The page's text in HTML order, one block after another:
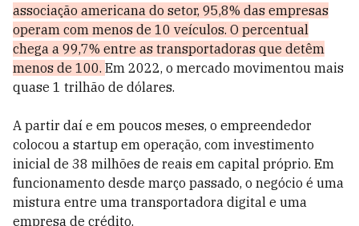
associação americana do setor, 95,8% das empresas
operam com menos de 10 veículos. O percentual
chega a 99,7% entre as transportadoras que detêm
menos de 100. Em 2022, o mercado movimentou mais
quase 1 trilhão de dólares.
A partir daí e em poucos meses, o empreendedor
colocou a startup em operação, com investimento
inicial de 38 milhões de reais em capital próprio. Em
funcionamento desde março passado, o negócio é uma
mistura entre uma transportadora digital e uma
empresa de crédito.